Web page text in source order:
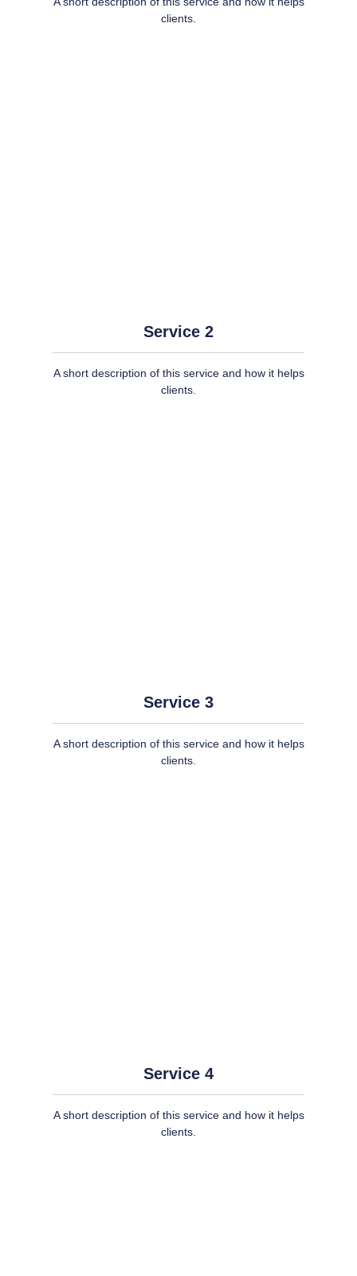
clients.
Service 2
A short description of this service and how it helps
clients.
Service 3
A short description of this service and how it helps
clients.
Service 4
A short description of this service and how it helps
clients.